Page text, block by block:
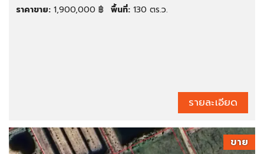
ราคาขาย: 1,900,000 ฿ พื้นที่: 130 ตร.ว.
รายละเอียด
ขาย